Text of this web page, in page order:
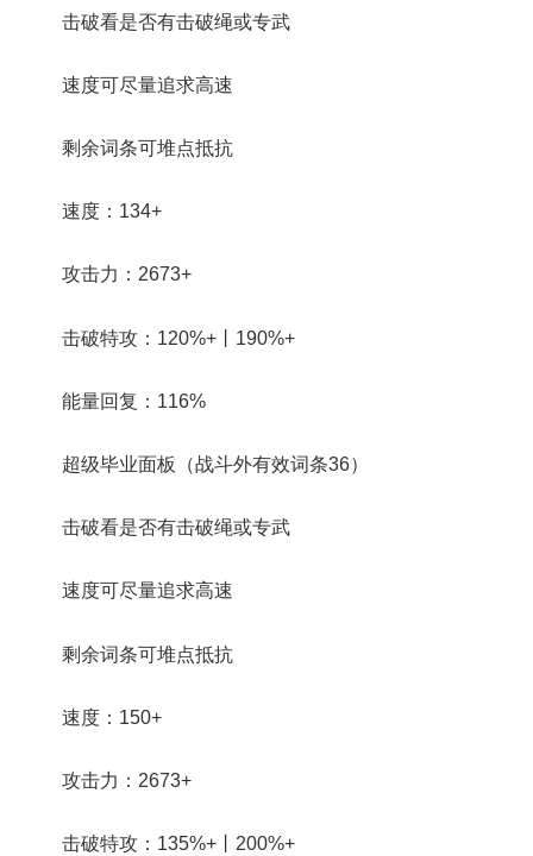
击破看是否有击破绳或专武
速度可尽量追求高速
剩余词条可堆点抵抗
速度：134+
攻击力：2673+
击破特攻：120%+丨190%+
能量回复：116%
超级毕业面板（战斗外有效词条36）
击破看是否有击破绳或专武
速度可尽量追求高速
剩余词条可堆点抵抗
速度：150+
攻击力：2673+
击破特攻：135%+丨200%+